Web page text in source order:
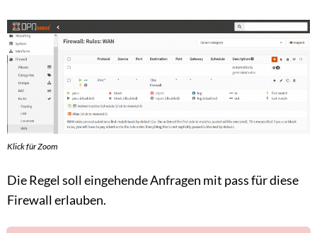
Klick für Zoom
Die Regel soll eingehende Anfragen mit pass für diese
Firewall erlauben.